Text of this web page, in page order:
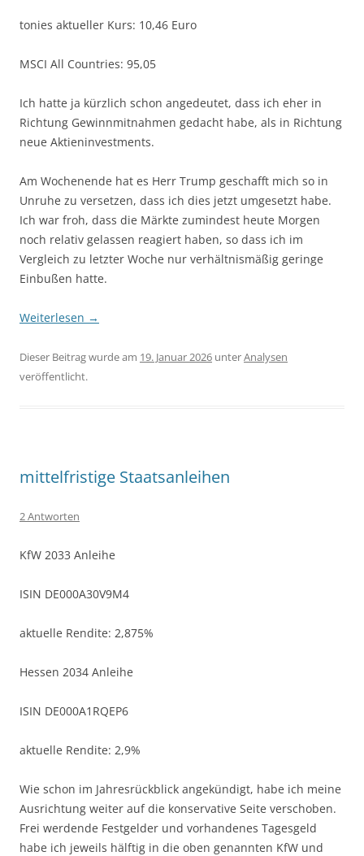
tonies aktueller Kurs: 10,46 Euro
MSCI All Countries: 95,05
Ich hatte ja kürzlich schon angedeutet, dass ich eher in
Richtung Gewinnmitnahmen gedacht habe, als in Richtung
neue Aktieninvestments.
Am Wochenende hat es Herr Trump geschafft mich so in
Unruhe zu versetzen, dass ich dies jetzt umgesetzt habe.
Ich war froh, dass die Märkte zumindest heute Morgen
noch relativ gelassen reagiert haben, so dass ich im
Vergleich zu letzter Woche nur verhältnismäßig geringe
Einbußen hatte.
Weiterlesen →
Dieser Beitrag wurde am 19. Januar 2026 unterAnalysen
veröffentlicht.
mittelfristige Staatsanleihen
2 Antworten
KfW 2033 Anleihe
ISIN DE000A30V9M4
aktuelle Rendite: 2,875%
Hessen 2034 Anleihe
ISIN DE000A1RQEP6
aktuelle Rendite: 2,9%
Wie schon im Jahresrückblick angekündigt, habe ich meine
Ausrichtung weiter auf die konservative Seite verschoben.
Frei werdende Festgelder und vorhandenes Tagesgeld
habe ich jeweils hälftig in die oben genannten KfW und